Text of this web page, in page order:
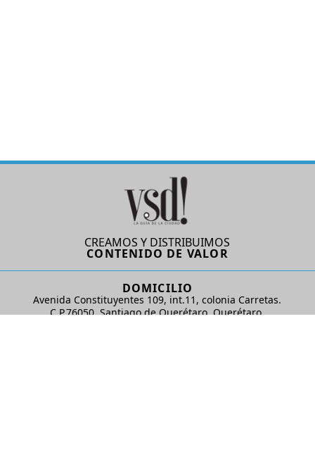
CREAMOS Y DISTRIBUIMOS
CONTENIDO DE VALOR
DOMICILIO
Avenida Constituyentes 109, int.11, colonia Carretas.
C.P.76050. Santiago de Querétaro, Querétaro.